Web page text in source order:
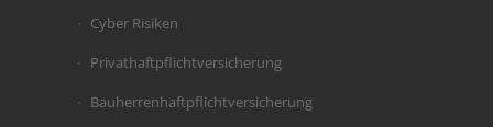
Cyber Risiken
Privathaftpflichtversicherung
Bauherrenhaftpflichtversicherung